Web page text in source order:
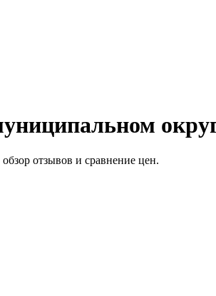
отзывов и сравнение цен.